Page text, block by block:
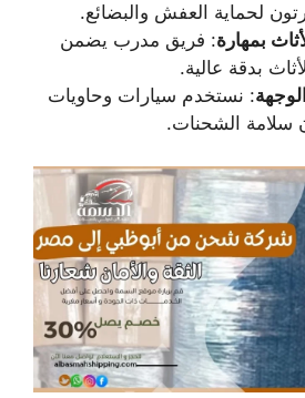
لحماية العفش والبضائع.
بمهارة: فريق مدرب يضمن
بدقة عالية.
: نستخدم سيارات وحاويات
سلامة الشحنات.